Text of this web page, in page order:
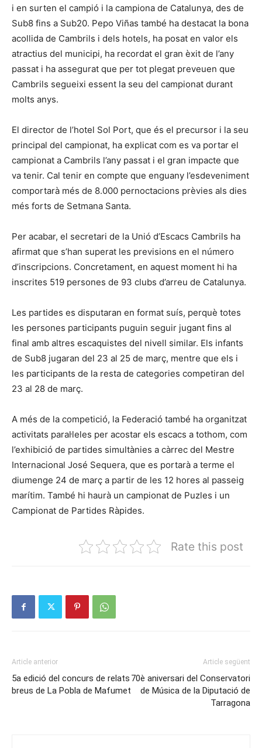
i en surten el campió i la campiona de Catalunya, des de
Sub8 fins a Sub20. Pepo Viñas també ha destacat la bona
acollida de Cambrils i dels hotels, ha posat en valor els
atractius del municipi, ha recordat el gran èxit de l’any
passat i ha assegurat que per tot plegat preveuen que
Cambrils segueixi essent la seu del campionat durant
molts anys.
El director de l’hotel Sol Port, que és el precursor i la seu
principal del campionat, ha explicat com es va portar el
campionat a Cambrils l’any passat i el gran impacte que
va tenir. Cal tenir en compte que enguany l’esdeveniment
comportarà més de 8.000 pernoctacions prèvies als dies
més forts de Setmana Santa.
Per acabar, el secretari de la Unió d’Escacs Cambrils ha
afirmat que s’han superat les previsions en el número
d’inscripcions. Concretament, en aquest moment hi ha
inscrites 519 persones de 93 clubs d’arreu de Catalunya.
Les partides es disputaran en format suís, perquè totes
les persones participants puguin seguir jugant fins al
final amb altres escaquistes del nivell similar. Els infants
de Sub8 jugaran del 23 al 25 de març, mentre que els i
les participants de la resta de categories competiran del
23 al 28 de març.
A més de la competició, la Federació també ha organitzat
activitats paral·leles per acostar els escacs a tothom, com
l’exhibició de partides simultànies a càrrec del Mestre
Internacional José Sequera, que es portarà a terme el
diumenge 24 de març a partir de les 12 hores al passeig
marítim. També hi haurà un campionat de Puzles i un
Campionat de Partides Ràpides.
Rate this post
Article anterior
5a edició del concurs de relats
breus de La Pobla de Mafumet
Article següent
70è aniversari del Conservatori
de Música de la Diputació de
Tarragona